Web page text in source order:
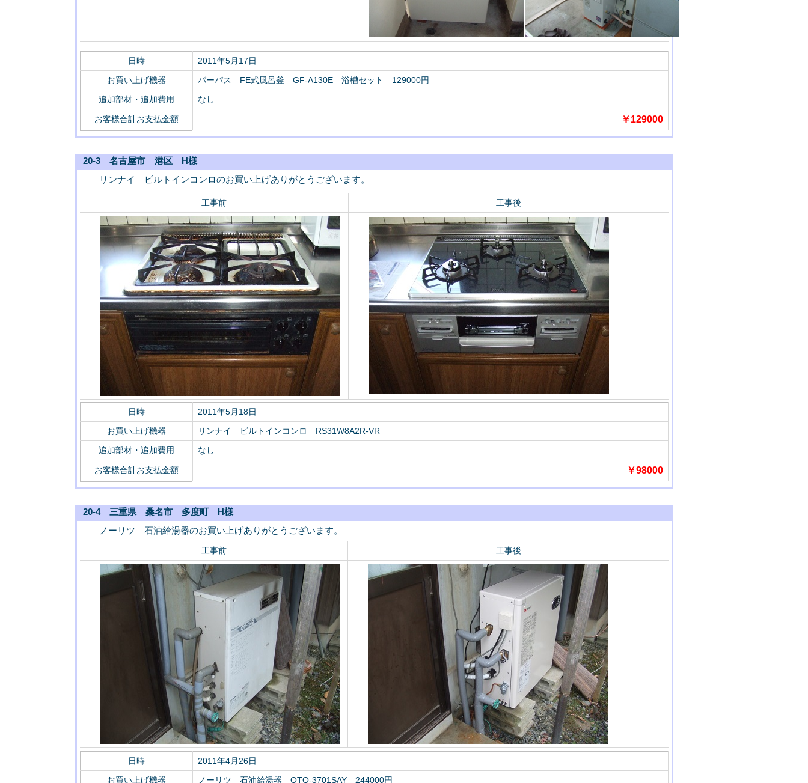
日時
2011年5月17日
お買い上げ機器
パーパス FE式風呂釜 GF-A130E 浴槽セット 129000円
追加部材・追加費用
なし
お客様合計お支払金額 ￥129000
20-3 名古屋市 港区 H様
リンナイ ビルトインコンロのお買い上げありがとうございます。
工事前 工事後
日時
2011年5月18日
お買い上げ機器
リンナイ ビルトインコンロ RS31W8A2R-VR
追加部材・追加費用
なし
お客様合計お支払金額 ￥98000
20-4 三重県 桑名市 多度町 H様
ノーリツ 石油給湯器のお買い上げありがとうございます。
工事前 工事後
日時
2011年4月26日
お買い上げ機器
ノーリツ 石油給湯器 OTQ-3701SAY 244000円